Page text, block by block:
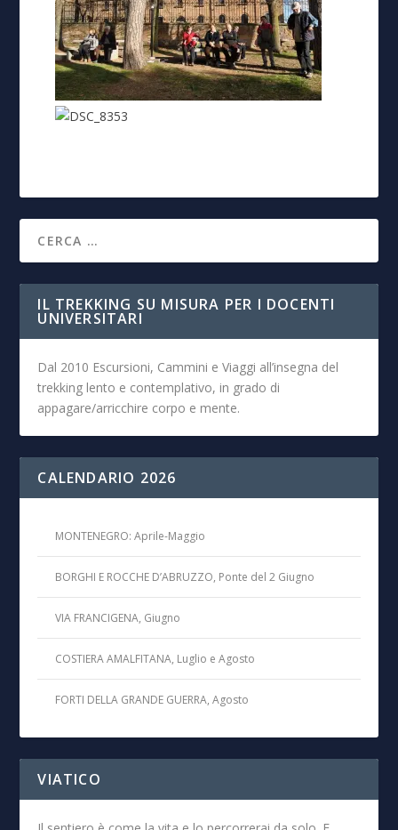
IL TREKKING SU MISURA PER I DOCENTI
UNIVERSITARI
Dal 2010 Escursioni, Cammini e Viaggi all’insegna del
trekking lento e contemplativo, in grado di
appagare/arricchire corpo e mente.
CALENDARIO 2026
MONTENEGRO: Aprile-Maggio
BORGHI E ROCCHE D’ABRUZZO, Ponte del 2 Giugno
VIA FRANCIGENA, Giugno
COSTIERA AMALFITANA, Luglio e Agosto
FORTI DELLA GRANDE GUERRA, Agosto
VIATICO